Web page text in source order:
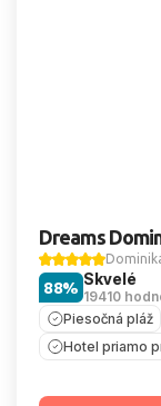
Dreams
Skvelé
19410
88%
Piesočná pláž
Hotel priamo